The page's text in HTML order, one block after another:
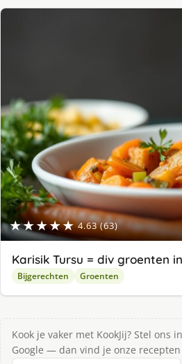
★★★★★ 4.63 (63)
Karisik Tursu = div groenten
Bijgerechten Groenten
Kook je vaker met KookJij? Stel ons
Google — dan vind je onze